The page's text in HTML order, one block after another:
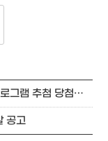
추첨 당첨자 안내
공고